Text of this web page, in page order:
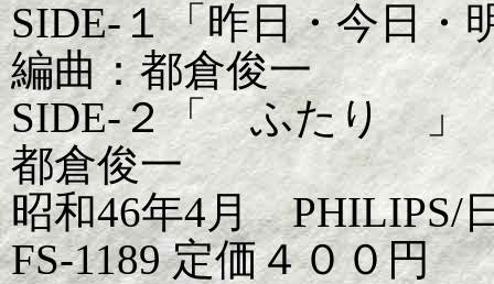
SIDE-１「昨日・今日
編曲：都倉俊一
SIDE-２「 ふたり 」
都倉俊一
昭和46年4月
FS-1189 定価４００円